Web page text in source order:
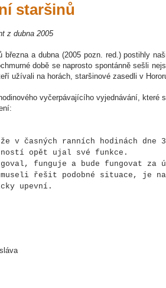
staršinů
z dubna 2005
března a dubna (2005 pozn. red.) postihly
době se naprosto spontánně sešli
užívali na horách, staršinové zasedli v
vyčerpávajícího vyjednávání,
v časných ranních hodinách
opět ujal své funkce.
funguje a bude fungovat za
řešit podobné situace, je
upevní.